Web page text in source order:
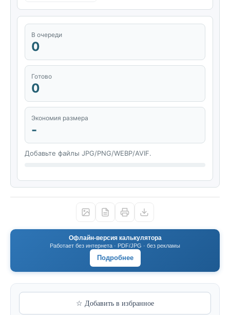
В очереди
0
Готово
0
Экономия размера
-
Добавьте файлы JPG/PNG/WEBP/AVIF.
Офлайн-версия калькулятора
Работает без интернета · PDF/JPG · без рекламы
Подробнее
☆ Добавить в избранное